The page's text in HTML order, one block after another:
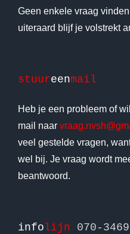
Geen enkele vraag
uiteraard blijf je volstrekt
stuureenmail
Heb je een probleem of
mail naar
veel gestelde vragen,
wel bij. Je vraag wordt
beantwoord.
infolijn 070-